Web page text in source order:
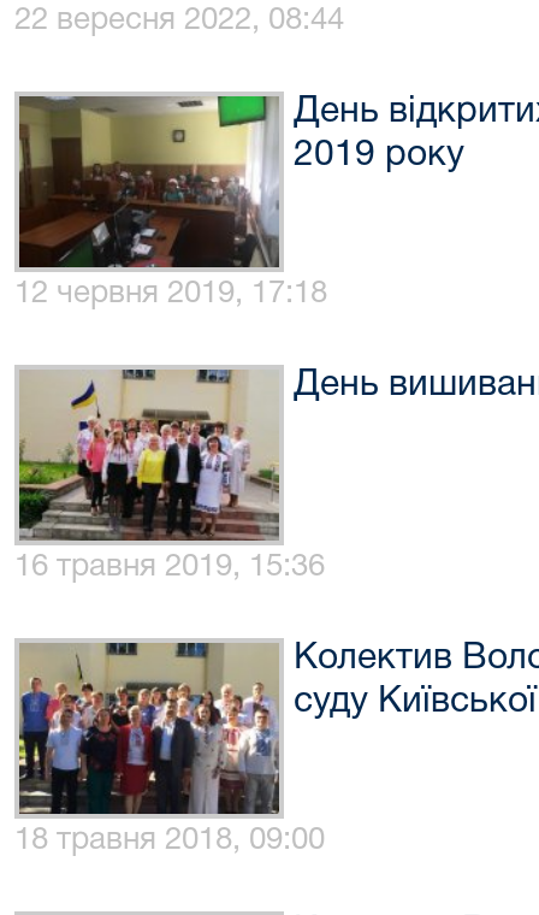
22 вересня 2022, 08:44
День
2019 року
12 червня 2019, 17:18
День
16 травня 2019, 15:36
Колектив
суду
18 травня 2018, 09:00